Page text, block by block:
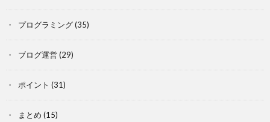
プログラミング(35)
ブログ運営(29)
ポイント (31)
まとめ (15)